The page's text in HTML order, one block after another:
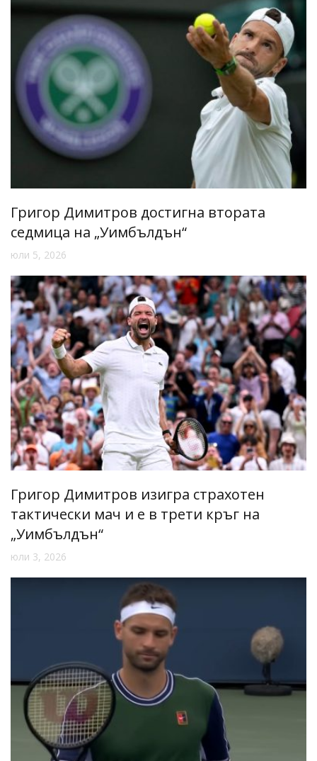
Григор Димитров достигна втората
седмица на „Уимбълдън“
юли 5, 2026
Григор Димитров изигра страхотен
тактически мач и е в трети кръг на
„Уимбълдън“
юли 3, 2026